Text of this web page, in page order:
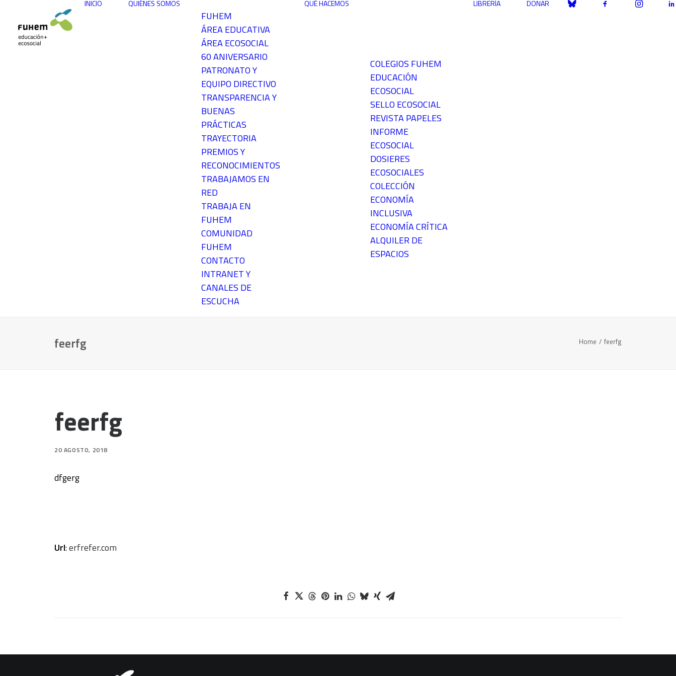
INICIO QUIÉNES SOMOS
FUHEM
ÁREA EDUCATIVA
ÁREA ECOSOCIAL
60 ANIVERSARIO
PATRONATO Y
EQUIPO DIRECTIVO
TRANSPARENCIA Y
BUENAS
PRÁCTICAS
TRAYECTORIA
PREMIOS Y
RECONOCIMIENTOS
TRABAJAMOS EN
RED
TRABAJA EN
FUHEM
COMUNIDAD
FUHEM
CONTACTO
INTRANET Y
CANALES DE
ESCUCHA
QUÉ HACEMOS
COLEGIOS FUHEM
EDUCACIÓN
ECOSOCIAL
SELLO ECOSOCIAL
REVISTA PAPELES
INFORME
ECOSOCIAL
DOSIERES
ECOSOCIALES
COLECCIÓN
ECONOMÍA
INCLUSIVA
ECONOMÍA CRÍTICA
ALQUILER DE
ESPACIOS
LIBRERÍA DONAR
feerfg Home feerfg
feerfg
20 AGOSTO, 2018
dfgerg
Url:erfrefer.com